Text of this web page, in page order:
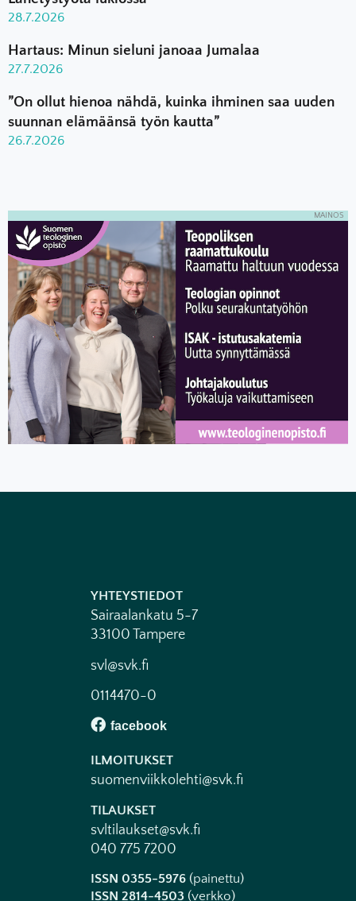
28.7.2026
Hartaus: Minun sieluni janoaa Jumalaa
27.7.2026
”On ollut hienoa nähdä, kuinka ihminen saa uuden
suunnan elämäänsä työn kautta”
26.7.2026
MAINOS
YHTEYSTIEDOT
Sairaalankatu 5-7
33100 Tampere
svl@svk.fi
0114470-0
ILMOITUKSET
suomenviikkolehti@svk.fi
TILAUKSET
svltilaukset@svk.fi
040 775 7200
ISSN 0355-5976 (painettu)
ISSN 2814-4503 (verkko)